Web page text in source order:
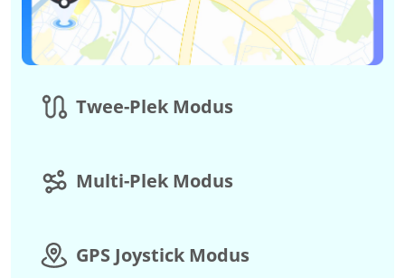
Twee-Plek Modus
Multi-Plek Modus
GPS Joystick Modus